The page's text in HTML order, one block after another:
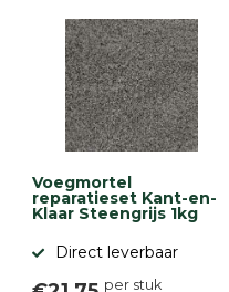
Voegmortel
reparatieset Kant-en-
Klaar Steengrijs 1kg
Direct leverbaar
per stuk